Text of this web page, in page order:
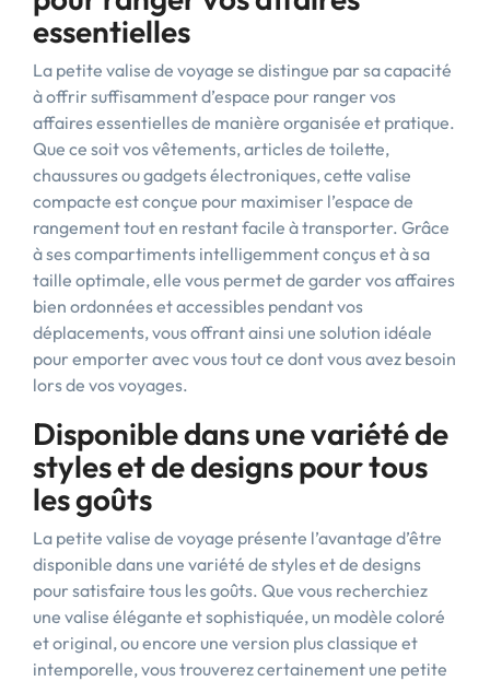
essentielles
La petite valise de voyage se distingue par sa capacité
à offrir suffisamment d’espace pour ranger vos
affaires essentielles de manière organisée et pratique.
Que ce soit vos vêtements, articles de toilette,
chaussures ou gadgets électroniques, cette valise
compacte est conçue pour maximiser l’espace de
rangement tout en restant facile à transporter. Grâce
à ses compartiments intelligemment conçus et à sa
taille optimale, elle vous permet de garder vos affaires
bien ordonnées et accessibles pendant vos
déplacements, vous offrant ainsi une solution idéale
pour emporter avec vous tout ce dont vous avez besoin
lors de vos voyages.
Disponible dans une variété de
styles et de designs pour tous
les goûts
La petite valise de voyage présente l’avantage d’être
disponible dans une variété de styles et de designs
pour satisfaire tous les goûts. Que vous recherchiez
une valise élégante et sophistiquée, un modèle coloré
et original, ou encore une version plus classique et
intemporelle, vous trouverez certainement une petite